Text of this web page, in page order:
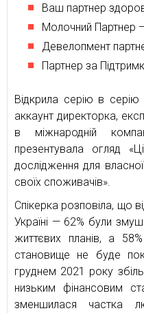
Ваш партнер
Молочний Партнер
Девелопмент
Партнер за
Відкрила серію в
аккаунт директорка,
в міжнародній
презентувала огляд
дослідження для
своїх споживачів».
Спікерка розповіла, що
Україні — 62% були
життєвих планів, а
становище не буде
груднем 2021 року
низьким фінансовим
зменшилася частка